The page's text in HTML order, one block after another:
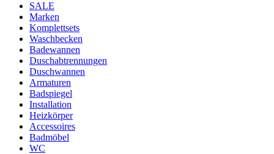
SALE
Marken
Komplettsets
Waschbecken
Badewannen
Duschabtrennungen
Duschwannen
Armaturen
Badspiegel
Installation
Heizkörper
Accessoires
Badmöbel
WC